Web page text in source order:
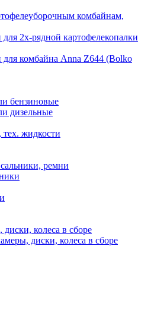
комбайнам,
для 2х-рядной картофелекопалки
для комбайна Anna Z644 (Bolko
бензиновые
дизельные
жидкости
ремни
колеса в сборе
диски, колеса в сборе